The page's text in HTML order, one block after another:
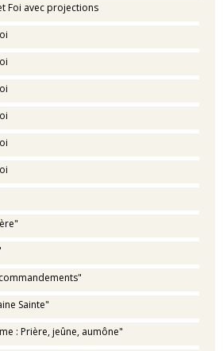
Foi avec projections
Sainte"
: Prière, jeûne, aumône"